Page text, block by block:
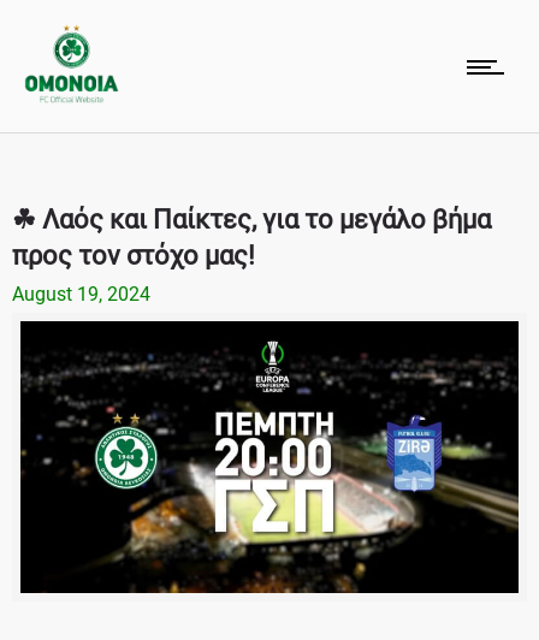
☘ Λαός και Παίκτες, για το μεγάλο βήμα
προς τον στόχο μας!
August 19, 2024